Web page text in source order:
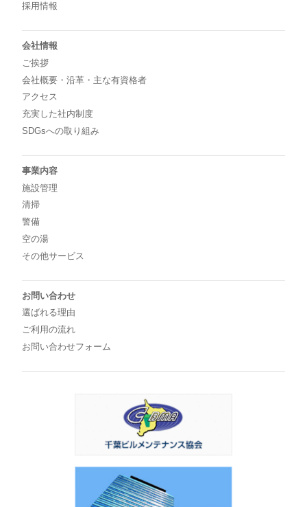
採用情報
会社情報
ご挨拶
会社概要・沿革・主な有資格者
アクセス
充実した社内制度
SDGsへの取り組み
事業内容
施設管理
清掃
警備
空の湯
その他サービス
お問い合わせ
選ばれる理由
ご利用の流れ
お問い合わせフォーム